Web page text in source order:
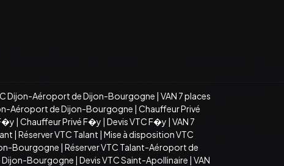
Dijon-Aéroport de Dijon-Bourgogne | VAN 7 places
Aéroport de Dijon-Bourgogne | Chauffeur Privé
| Chauffeur Privé F�y | Devis VTC F�y | VAN 7
| Réserver VTC Talant | Mise à disposition VTC
Bourgogne | Réserver VTC Talant-Aéroport de
Dijon-Bourgogne | Devis VTC Saint-Apollinaire | VAN